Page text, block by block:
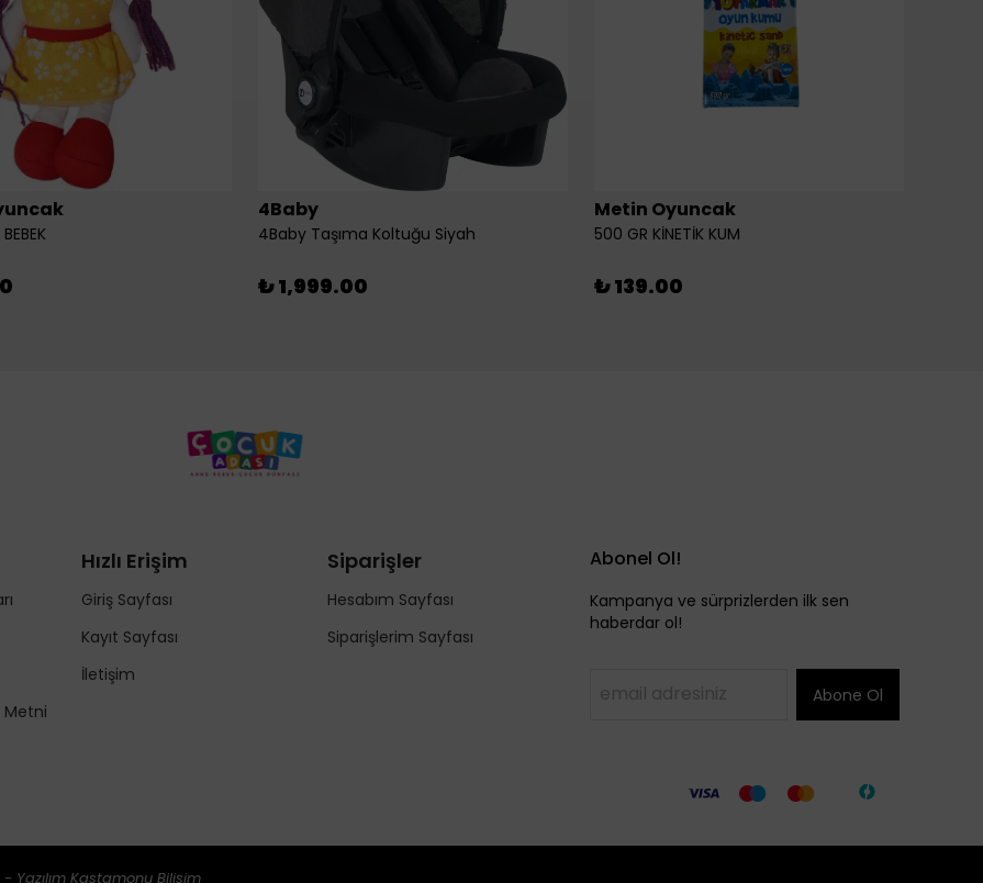
4Baby
4Baby Taşıma Koltuğu Siyah
₺ 1,999.00
Metin Oyuncak
500 GR KİNETİK KUM
₺ 139.00
Metni
Hızlı Erişim
Giriş Sayfası
Kayıt Sayfası
İletişim
Siparişler
Hesabım Sayfası
Siparişlerim Sayfası
Abonel Ol!
Kampanya ve sürprizlerden ilk sen
haberdar ol!
Abone Ol
Yazılım Kastamonu Bilişim